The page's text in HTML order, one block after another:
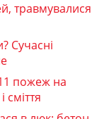
травмувалися
Сучасні
пожеж на
сміття